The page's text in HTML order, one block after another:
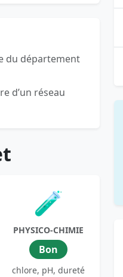
du département
d’un réseau
🧪
PHYSICO-CHIMIE
Bon
chlore, pH, dureté